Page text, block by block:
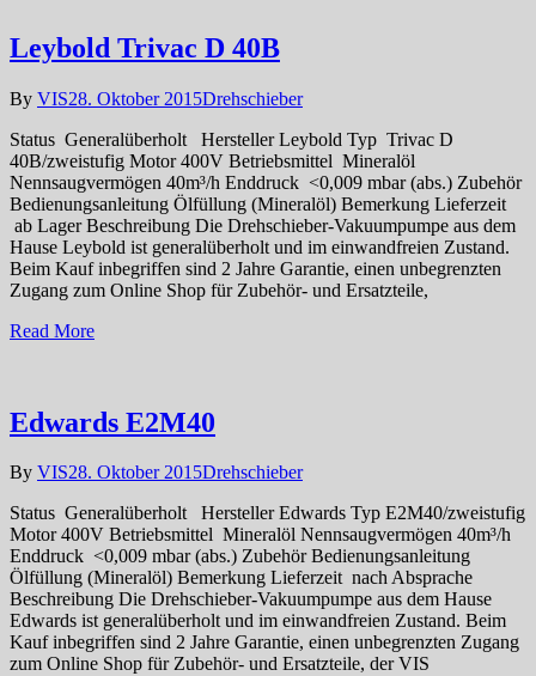
Leybold Trivac D 40B
By VIS28. Oktober 2015Drehschieber
Status Generalüberholt Hersteller Leybold Typ Trivac D
40B/zweistufig Motor 400V Betriebsmittel Mineralöl
Nennsaugvermögen 40m³/h Enddruck <0,009 mbar (abs.) Zubehör
Bedienungsanleitung Ölfüllung (Mineralöl) Bemerkung Lieferzeit
ab Lager Beschreibung Die Drehschieber-Vakuumpumpe aus dem
Hause Leybold ist generalüberholt und im einwandfreien Zustand.
Beim Kauf inbegriffen sind 2 Jahre Garantie, einen unbegrenzten
Zugang zum Online Shop für Zubehör- und Ersatzteile,
Read More
Edwards E2M40
By VIS28. Oktober 2015Drehschieber
Status Generalüberholt Hersteller Edwards Typ E2M40/zweistufig
Motor 400V Betriebsmittel Mineralöl Nennsaugvermögen 40m³/h
Enddruck <0,009 mbar (abs.) Zubehör Bedienungsanleitung
Ölfüllung (Mineralöl) Bemerkung Lieferzeit nach Absprache
Beschreibung Die Drehschieber-Vakuumpumpe aus dem Hause
Edwards ist generalüberholt und im einwandfreien Zustand. Beim
Kauf inbegriffen sind 2 Jahre Garantie, einen unbegrenzten Zugang
zum Online Shop für Zubehör- und Ersatzteile, der VIS